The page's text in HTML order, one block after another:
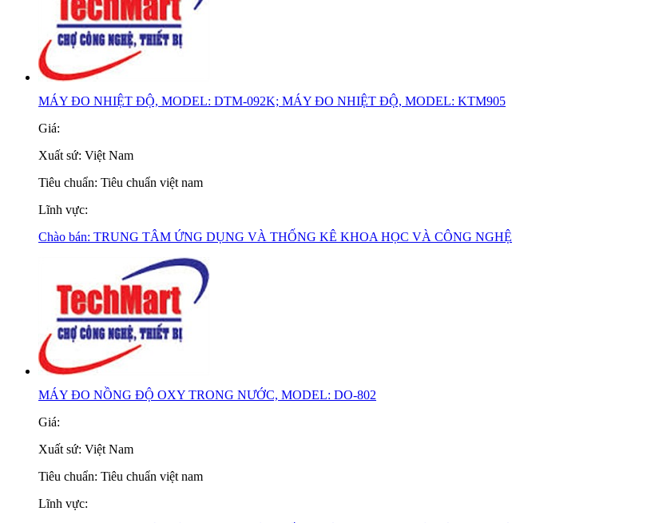
MÁY ĐO NHIỆT ĐỘ, MODEL: DTM-092K; MÁY ĐO NHIỆT ĐỘ, MODEL: KTM905
Giá:
Xuất sứ: Việt Nam
Tiêu chuẩn: Tiêu chuẩn việt nam
Lĩnh vực:
Chào bán: TRUNG TÂM ỨNG DỤNG VÀ THỐNG KÊ KHOA HỌC VÀ CÔNG NGHỆ
MÁY ĐO NỒNG ĐỘ OXY TRONG NƯỚC, MODEL: DO-802
Giá:
Xuất sứ: Việt Nam
Tiêu chuẩn: Tiêu chuẩn việt nam
Lĩnh vực: